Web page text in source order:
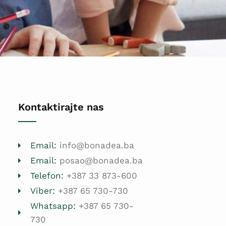
Kontaktirajte nas
Email: info@bonadea.ba
Email: posao@bonadea.ba
Telefon: +387 33 873-600
Viber: +387 65 730-730
Whatsapp: +387 65 730-
730